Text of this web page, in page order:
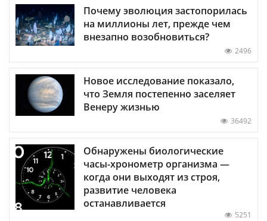
Почему эволюция застопорилась
на миллионы лет, прежде чем
внезапно возобновиться?
2496
Новое исследование показало,
что Земля постепенно заселяет
Венеру жизнью
36492
Обнаружены биологические
часы-хронометр организма —
когда они выходят из строя,
развитие человека
останавливается
5251